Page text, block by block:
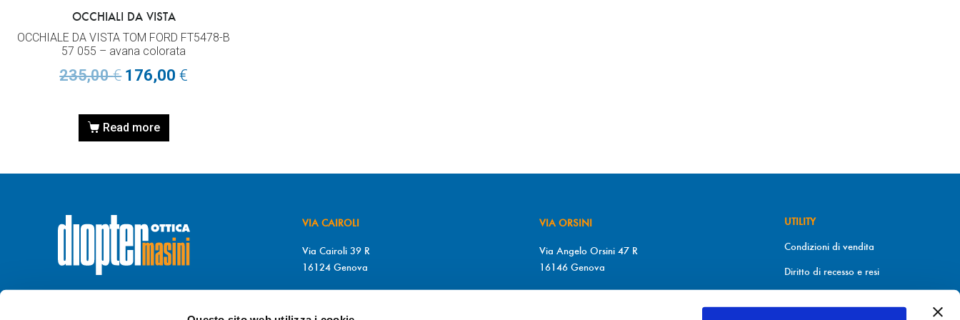
OCCHIALI DA VISTA
OCCHIALE DA VISTA TOM FORD FT5478-B
57 055 – avana colorata
235,00€ 176,00€
Read more
VIA CAIROLI
Via Cairoli 39 R
16124 Genova
VIA ORSINI
Via Angelo Orsini 47 R
16146 Genova
UTILITY
Condizioni di vendita
Diritto di recesso e resi